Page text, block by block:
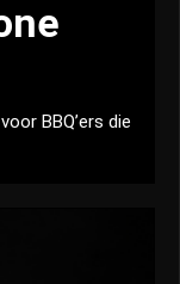
BBQ’ers die